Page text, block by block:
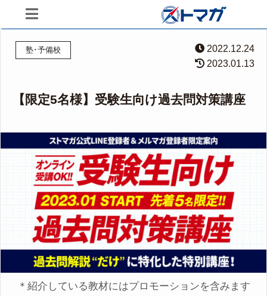
塾･予備校
2022.12.24
2023.01.13
【限定5名様】受験生向け過去問対策講座
＊紹介している教材にはプロモーションを含みます